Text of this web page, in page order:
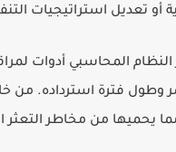
أو تعديل استراتيجيات
النظام المحاسبي أدوات
وطول فترة استرداده. من
يحميها من مخاطر التعثر